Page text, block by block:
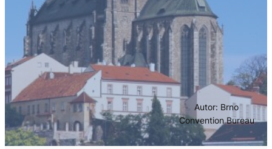
Autor: Brno
Convention Bureau